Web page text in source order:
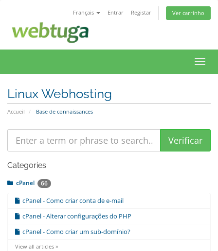
Français Entrar Registar Ver carrinho
la
Linux Webhosting
Accueil Base de connaissances
Categories
cPanel 66
cPanel - Como criar conta de e-mail
cPanel - Alterar configurações do PHP
cPanel - Como criar um sub-domínio?
View all articles »